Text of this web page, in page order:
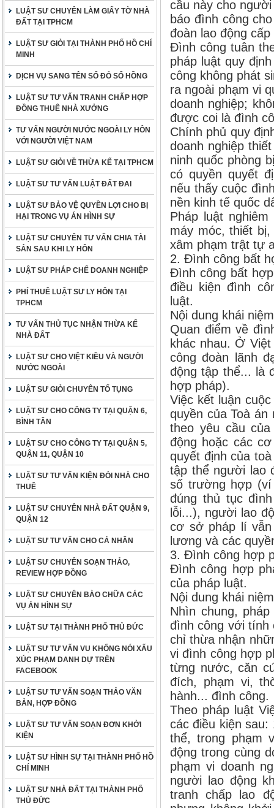
LUẬT SƯ CHUYÊN LÀM GIẤY TỜ NHÀ
ĐẤT TẠI TPHCM
LUẬT SƯ GIỎI TẠI THÀNH PHỐ HỒ CHÍ
MINH
DỊCH VỤ SANG TÊN SỔ ĐỎ SỔ HỒNG
LUẬT SƯ TƯ VẤN TRANH CHẤP HỢP
ĐỒNG THUÊ NHÀ XƯỞNG
TƯ VẤN NGƯỜI NƯỚC NGOÀI LY HÔN
VỚI NGƯỜI VIỆT NAM
LUẬT SƯ GIỎI VỀ THỪA KẾ TẠI TPHCM
LUẬT SƯ TƯ VẤN LUẬT ĐẤT ĐAI
LUẬT SƯ BẢO VỆ QUYỀN LỢI CHO BỊ
HẠI TRONG VỤ ÁN HÌNH SỰ
LUẬT SƯ CHUYÊN TƯ VẤN CHIA TÀI
SẢN SAU KHI LY HÔN
LUẬT SƯ PHÁP CHẾ DOANH NGHIỆP
PHÍ THUÊ LUẬT SƯ LY HÔN TẠI
TPHCM
TƯ VẤN THỦ TỤC NHẬN THỪA KẾ
NHÀ ĐẤT
LUẬT SƯ CHO VIỆT KIỀU VÀ NGƯỜI
NƯỚC NGOÀI
LUẬT SƯ GIỎI CHUYÊN TỐ TỤNG
LUẬT SƯ CHO CÔNG TY TẠI QUẬN 6,
BÌNH TÂN
LUẬT SƯ CHO CÔNG TY TẠI QUẬN 5,
QUẬN 11, QUẬN 10
LUẬT SƯ TƯ VẤN KIỆN ĐÒI NHÀ CHO
THUÊ
LUẬT SƯ CHUYÊN NHÀ ĐẤT QUẬN 9,
QUẬN 12
LUẬT SƯ TƯ VẤN CHO CÁ NHÂN
LUẬT SƯ CHUYÊN SOẠN THẢO,
REVIEW HỢP ĐỒNG
LUẬT SƯ CHUYÊN BÀO CHỮA CÁC
VỤ ÁN HÌNH SỰ
LUẬT SƯ TẠI THÀNH PHỐ THỦ ĐỨC
LUẬT SƯ TƯ VẤN VU KHỐNG NÓI XẤU
XÚC PHẠM DANH DỰ TRÊN
FACEBOOK
LUẬT SƯ TƯ VẤN SOẠN THẢO VĂN
BẢN, HỢP ĐỒNG
LUẬT SƯ TƯ VẤN SOẠN ĐƠN KHỞI
KIỆN
LUẬT SƯ HÌNH SỰ TẠI THÀNH PHỐ HỒ
CHÍ MINH
LUẬT SƯ NHÀ ĐẤT TẠI THÀNH PHỐ
THỦ ĐỨC
cầu này cho
báo đình công
đoàn lao động cấp
Đình công tuân
pháp luật quy
công không phát
ra ngoài phạm vi
doanh nghiệp;
được coi là đình
Chính phủ quy
doanh nghiệp
ninh quốc phòng
có quyền quyết
nếu thấy cuộc
nền kinh tế quốc
Pháp luật
máy móc, thiết
xâm phạm trật tự
2. Đình công bất
Đình công bất
điều kiện đình
luật.
Nội dung khái
Quan điểm về
khác nhau. Ở
công đoàn lãnh
động tập thể... là
hợp pháp).
Việc kết luận
quyền của Toà
theo yêu cầu
động hoặc các
quyết định của
tập thể người lao
số trường hợp (ví
đúng thủ tục
lỗi...), người lao
cơ sở pháp lí
lương và các
3. Đình công hợp
Đình công hợp
của pháp luật.
Nội dung khái
Nhìn chung,
đình công với tính
chỉ thừa nhận
vi đình công hợp
từng nước, căn
đích, phạm vi,
hành... đình công.
Theo pháp luật
các điều kiện
thể, trong phạm
động trong cùng
phạm vi doanh
người lao động
tranh chấp lao